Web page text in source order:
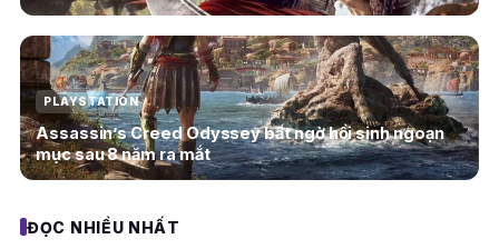
PLAYSTATION
Assassin’s Creed Odyssey bất ngờ hồi sinh ngoạn
mục sau 8 năm ra mắt
ĐỌC NHIỀU NHẤT